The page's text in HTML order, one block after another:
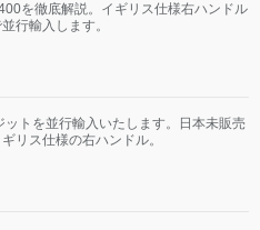
を徹底解説。イギリス仕様右ハンドル
行輸入します。
ットを並行輸入いたします。日本未販売
リス仕様の右ハンドル。